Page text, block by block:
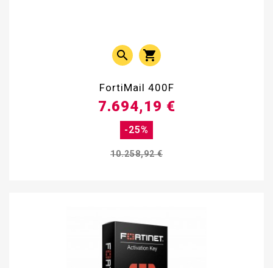
 
FortiMail 400F
10.258,92 €
-25%
7.694,19 €